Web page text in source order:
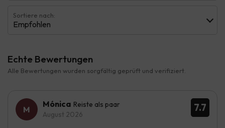
Sortiere nach:
Empfohlen
Echte Bewertungen
Alle Bewertungen wurden sorgfältig geprüft und verifiziert.
7.7
Mónica Reiste als paar
August 2026